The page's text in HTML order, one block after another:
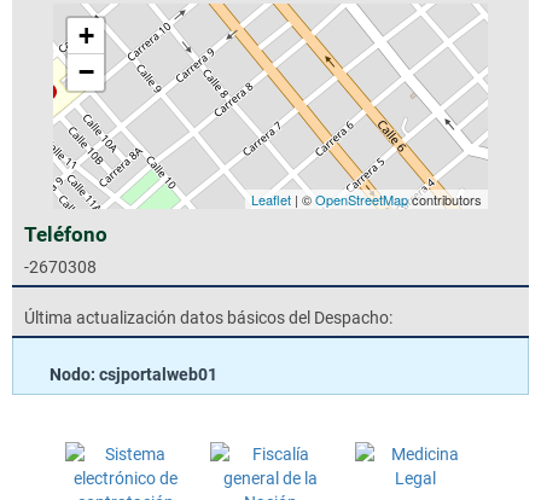
+
−
Leaflet| ©OpenStreetMapcontributors
Teléfono
-2670308
Última actualización datos básicos del Despacho:
Nodo: csjportalweb01